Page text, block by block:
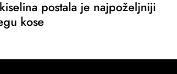
postala je najpoželjniji
kose